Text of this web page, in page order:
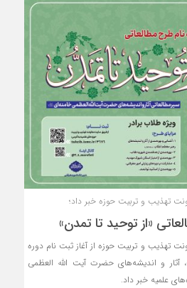
تهذیب و تربیت حوزه‌ خبر داد؛
«از توحید تا تمدن»
تهذیب و تربیت حوزه‌ از آغاز ثبت نام دوره
آثار و اندیشه‌های حضرت آیت الله العظمی
علمیه خبر داد.